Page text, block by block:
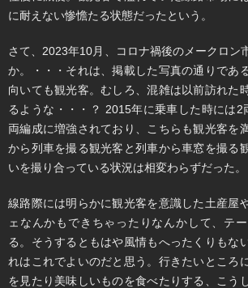
に耐えない惨憺たる状態だったという。
さて、2023年10月、コロナ禍後のメークロン
か。・・・それは、掲載した写真の通りであ
向いても観光客。むしろ、混雑は以前訪れた
るような・・・？ 2015年に乗車した時には2
両編成に増強されており、こちらも観光客を
から列車を撮る観光客と列車から車窓を撮る
いを撮り合っている状況は相変わらずだった。
線路際には明らかに観光客を意識した土産屋
ェなんかもできちゃったりなんかして、テ
る。そうするともはや風情もへったくりもな
れはこれでよいのだと思う。行きたいところ
を見たり美味しいものを食べたりする、こう